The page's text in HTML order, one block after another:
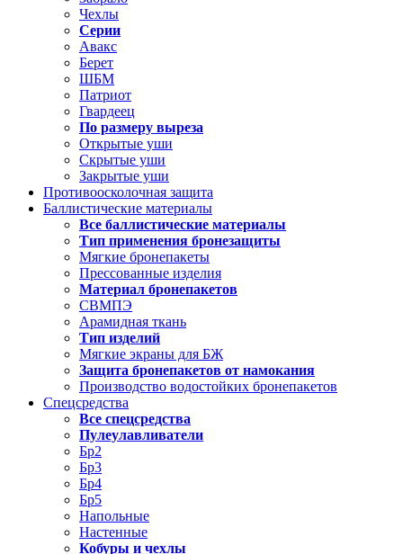
Чехлы
Серии
Авакс
Берет
ШБМ
Патриот
Гвардеец
По размеру выреза
Открытые уши
Скрытые уши
Закрытые уши
Противоосколочная защита
Баллистические материалы
Все баллистические материалы
Тип применения бронезащиты
Мягкие бронепакеты
Прессованные изделия
Материал бронепакетов
СВМПЭ
Арамидная ткань
Тип изделий
Мягкие экраны для БЖ
Защита бронепакетов от намокания
Производство водостойких бронепакетов
Спецсредства
Все спецсредства
Пулеулавливатели
Бр2
Бр3
Бр4
Бр5
Напольные
Настенные
Кобуры и чехлы